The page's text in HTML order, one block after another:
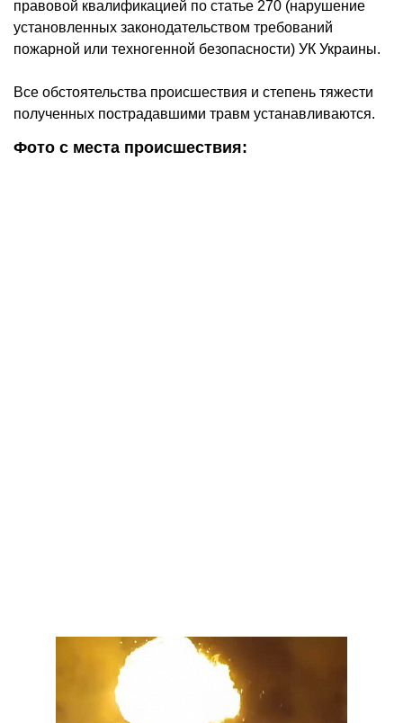
правовой квалификацией по статье 270 (нарушение
установленных законодательством требований
пожарной или техногенной безопасности) УК Украины.
Все обстоятельства происшествия и степень тяжести
полученных пострадавшими травм устанавливаются.
Фото с места происшествия: